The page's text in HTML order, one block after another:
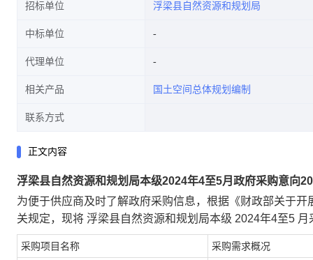
招标单位 浮梁县自然资源和规划局
中标单位
代理单位
相关产品 国土空间总体规划编制
联系方式
正文内容
浮梁县自然资源和规划局本级2024年4至5月政府采购意向
为便于供应商及时了解政府采购信息，根据《财政部关于
关规定，现将 浮梁县自然资源和规划局本级 2024年4至5
采购项目名称 采购需求概况